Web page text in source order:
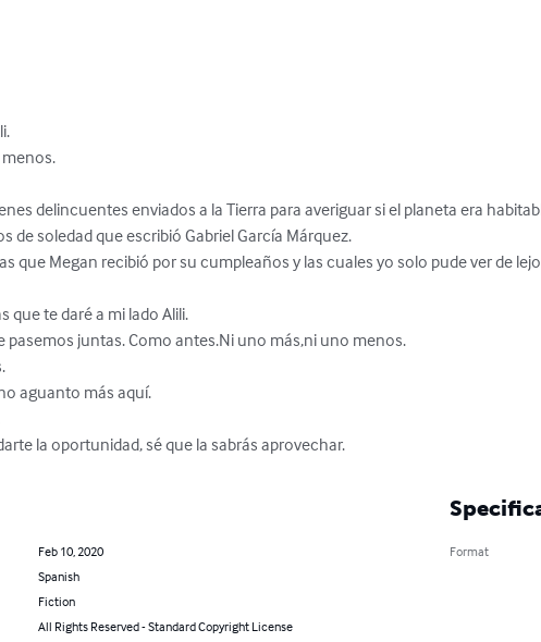
delincuentes enviados a la Tierra para averiguar si el planeta era
de soledad que escribió Gabriel García Márquez.
que Megan recibió por su cumpleaños y las cuales yo solo pude ver de
que te daré a mi lado Alili.
pasemos juntas. Como antes.Ni uno más,ni uno menos.
aguanto más aquí.
la oportunidad, sé que la sabrás aprovechar.
Feb 10, 2020
Spanish
Fiction
All Rights Reserved - Standard Copyright License
Format